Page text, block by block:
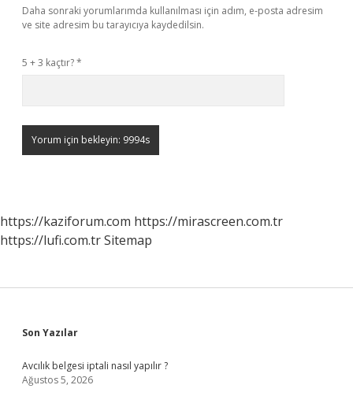
Daha sonraki yorumlarımda kullanılması için adım, e-posta adresim
ve site adresim bu tarayıcıya kaydedilsin.
5 + 3 kaçtır?*
https://kaziforum.com https://mirascreen.com.tr
https://lufi.com.trSitemap
Sidebar
Son Yazılar
Avcılık belgesi iptali nasıl yapılır ?
Ağustos 5, 2026